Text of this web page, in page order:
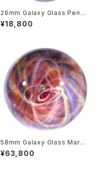
26mm Galaxy Glass Penda
nt 宇宙ガラスペンダント (螺旋
状銀河） no.P163
¥18,800
58mm Galaxy Glass Marbl
e 宇宙ガラスマーブル - オブジ
ェ no.M283
¥63,800